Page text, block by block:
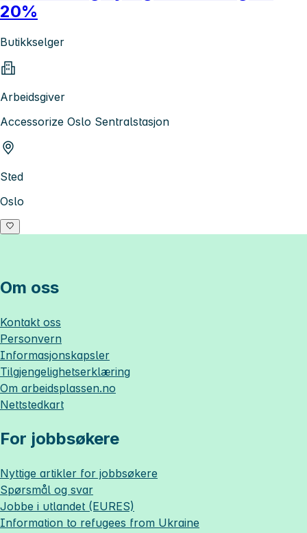
20%
Butikkselger
Arbeidsgiver
Accessorize Oslo Sentralstasjon
Sted
Oslo
Om oss
Kontakt oss
Personvern
Informasjonskapsler
Tilgjengelighetserklæring
Om arbeidsplassen.no
Nettstedkart
For jobbsøkere
Nyttige artikler for jobbsøkere
Spørsmål og svar
Jobbe i utlandet (EURES)
Information to refugees from Ukraine